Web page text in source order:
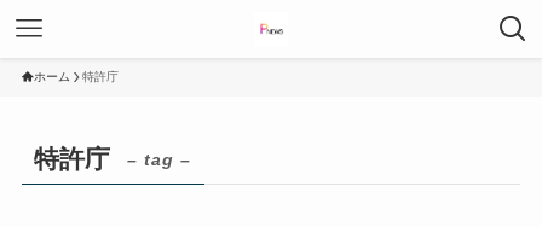
ホーム 特許庁
特許庁 – tag –